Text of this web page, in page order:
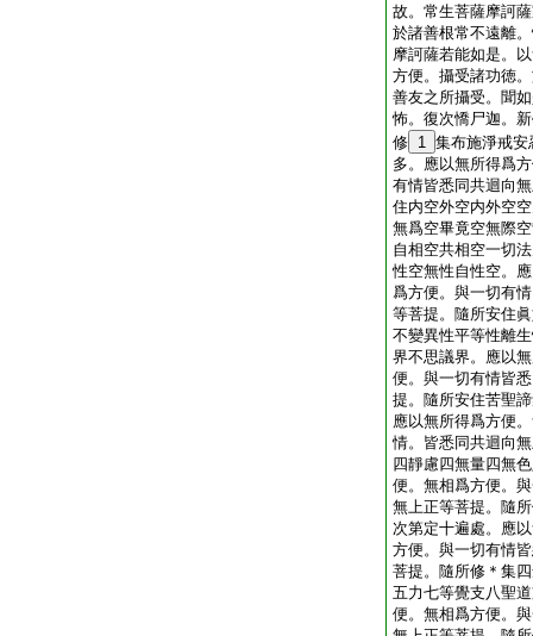
故。常生菩薩摩訶
於諸善根常不遠離
摩訶薩若能如是。
方便。攝受諸功徳
善友之所攝受。聞
怖。復次憍尸迦。
修 1 集布施淨戒安
多。應以無所得爲
有情皆悉同共迴向
住内空外空内外空
無爲空畢竟空無際
自相空共相空一切
性空無性自性空。
爲方便。與一切有
等菩提。隨所安住
不變異性平等性離
界不思議界。應以
便。與一切有情皆
提。隨所安住苦聖
應以無所得爲方便
情。皆悉同共迴向
四靜慮四無量四無
便。無相爲方便。
無上正等菩提。隨
次第定十遍處。應
方便。與一切有情
菩提。隨所修＊集
五力七等覺支八聖
便。無相爲方便。